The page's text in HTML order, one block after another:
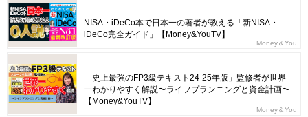
NISA・iDeCo本で日本一の著者が教える「新NISA・
iDeCo完全ガイド」【Money&YouTV】
Money＆You
「史上最強のFP3級テキスト24-25年版」監修者が世界
一わかりやすく解説〜ライフプランニングと資金計画〜
【Money&YouTV】
Money＆You